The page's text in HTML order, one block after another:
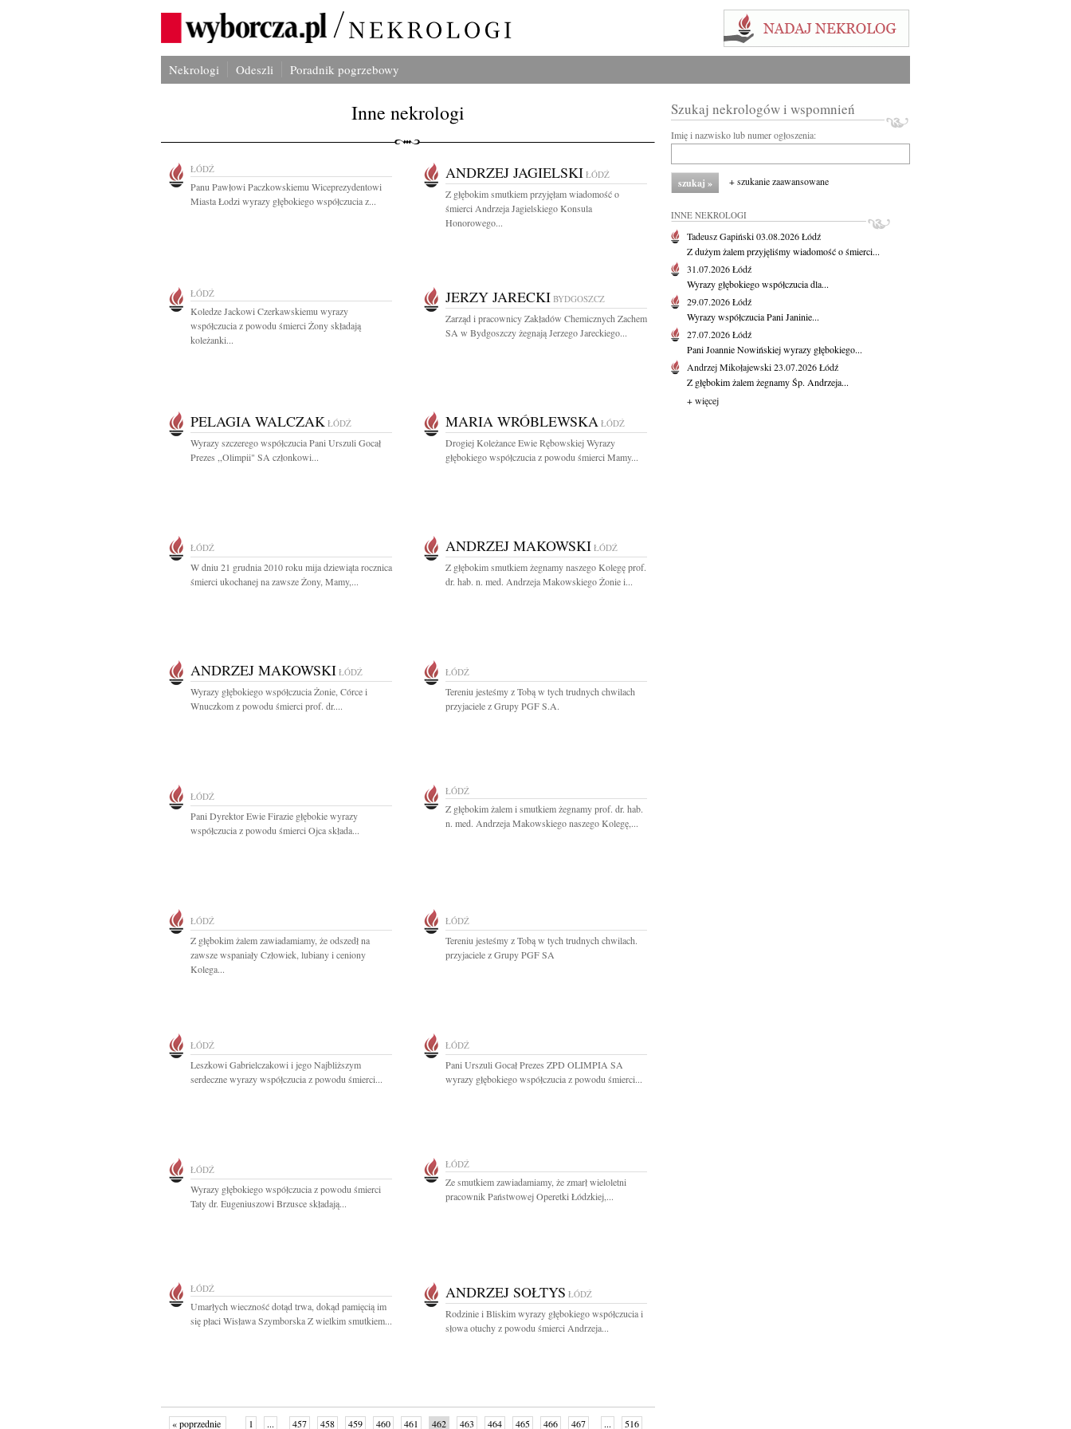
Nekrologi Odeszli Poradnik pogrzebowy
Inne nekrologi
ŁÓDŹ
Panu Pawłowi Paczkowskiemu Wiceprezydentowi
Miasta Łodzi wyrazy głębokiego współczucia z...
ANDRZEJ JAGIELSKI ŁÓDŹ
Z głębokim smutkiem przyjęłam wiadomość o
śmierci Andrzeja Jagielskiego Konsula
Honorowego...
ŁÓDŹ
Koledze Jackowi Czerkawskiemu wyrazy
współczucia z powodu śmierci Żony składają
koleżanki...
JERZY JARECKI BYDGOSZCZ
Zarząd i pracownicy Zakładów Chemicznych Zachem
SA w Bydgoszczy żegnają Jerzego Jareckiego...
PELAGIA WALCZAK ŁÓDŹ
Wyrazy szczerego współczucia Pani Urszuli Gocał
Prezes ,,Olimpii" SA członkowi...
MARIA WRÓBLEWSKA ŁÓDŹ
Drogiej Koleżance Ewie Rębowskiej Wyrazy
głębokiego współczucia z powodu śmierci Mamy...
ŁÓDŹ
W dniu 21 grudnia 2010 roku mija dziewiąta rocznica
śmierci ukochanej na zawsze Żony, Mamy,...
ANDRZEJ MAKOWSKI ŁÓDŹ
Z głębokim smutkiem żegnamy naszego Kolegę prof.
dr. hab. n. med. Andrzeja Makowskiego Żonie i...
ANDRZEJ MAKOWSKI ŁÓDŹ
Wyrazy głębokiego współczucia Żonie, Córce i
Wnuczkom z powodu śmierci prof. dr....
ŁÓDŹ
Tereniu jesteśmy z Tobą w tych trudnych chwilach
przyjaciele z Grupy PGF S.A.
ŁÓDŹ
Pani Dyrektor Ewie Firazie głębokie wyrazy
współczucia z powodu śmierci Ojca składa...
ŁÓDŹ
Z głębokim żalem i smutkiem żegnamy prof. dr. hab.
n. med. Andrzeja Makowskiego naszego Kolegę,...
ŁÓDŹ
Z głębokim żalem zawiadamiamy, że odszedł na
zawsze wspaniały Człowiek, lubiany i ceniony
Kolega...
ŁÓDŹ
Tereniu jesteśmy z Tobą w tych trudnych chwilach.
przyjaciele z Grupy PGF SA
ŁÓDŹ
Leszkowi Gabrielczakowi i jego Najbliższym
serdeczne wyrazy współczucia z powodu śmierci...
ŁÓDŹ
Pani Urszuli Gocał Prezes ZPD OLIMPIA SA
wyrazy głębokiego współczucia z powodu śmierci...
ŁÓDŹ
Wyrazy głębokiego współczucia z powodu śmierci
Taty dr. Eugeniuszowi Brzusce składają...
ŁÓDŹ
Ze smutkiem zawiadamiamy, że zmarł wieloletni
pracownik Państwowej Operetki Łódzkiej,...
ŁÓDŹ
Umarłych wieczność dotąd trwa, dokąd pamięcią im
się płaci Wisława Szymborska Z wielkim smutkiem...
ANDRZEJ SOŁTYS ŁÓDŹ
Rodzinie i Bliskim wyrazy głębokiego współczucia i
słowa otuchy z powodu śmierci Andrzeja...
« poprzednie 1 ... 457 458 459 460 461 462 463 464 465 466 467 ... 516
Szukaj nekrologów i wspomnień
Imię i nazwisko lub numer ogłoszenia:
+ szukanie zaawansowane
INNE NEKROLOGI
Tadeusz Gapiński03.08.2026Łódź
Z dużym żalem przyjęliśmy wiadomość o śmierci...
31.07.2026Łódź
Wyrazy głębokiego współczucia dla...
29.07.2026Łódź
Wyrazy współczucia Pani Janinie...
27.07.2026Łódź
Pani Joannie Nowińskiej wyrazy głębokiego...
Andrzej Mikołajewski23.07.2026Łódź
Z głębokim żalem żegnamy Śp. Andrzeja...
+ więcej